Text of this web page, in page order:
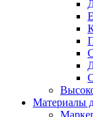
Материалы